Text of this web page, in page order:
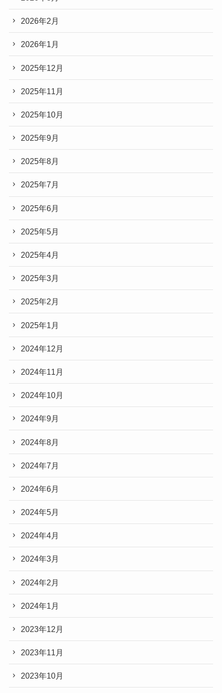
2026年2月
2026年1月
2025年12月
2025年11月
2025年10月
2025年9月
2025年8月
2025年7月
2025年6月
2025年5月
2025年4月
2025年3月
2025年2月
2025年1月
2024年12月
2024年11月
2024年10月
2024年9月
2024年8月
2024年7月
2024年6月
2024年5月
2024年4月
2024年3月
2024年2月
2024年1月
2023年12月
2023年11月
2023年10月